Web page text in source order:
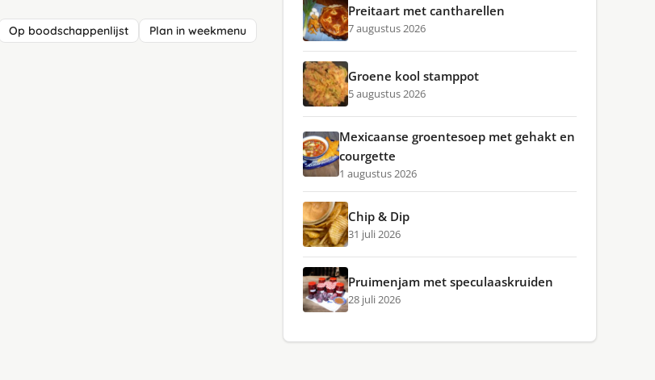
Op boodschappenlijst Plan in weekmenu
Preitaart met cantharellen
7 augustus 2026
Groene kool stamppot
5 augustus 2026
Mexicaanse groentesoep met gehakt en
courgette
1 augustus 2026
Chip & Dip
31 juli 2026
Pruimenjam met speculaaskruiden
28 juli 2026